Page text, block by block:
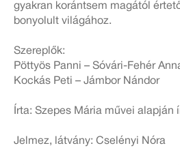
gyakran korántsem magától
bonyolult világához.
Szereplők:
Pöttyös Panni – Sóvári-Fehér
Kockás Peti – Jámbor Nándor
Írta: Szepes Mária művei alapján
Jelmez, látvány: Cselényi Nóra